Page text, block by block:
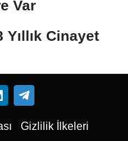
Var
Yıllık Cinayet
Gizlilik İlkeleri